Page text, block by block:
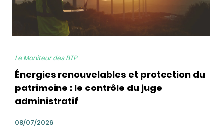
Le Moniteur des BTP
Énergies renouvelables et protection du
patrimoine : le contrôle du juge
administratif
08/07/2026